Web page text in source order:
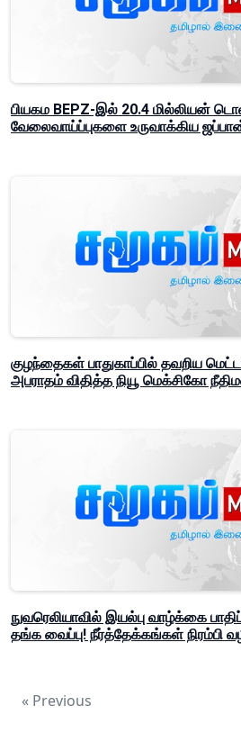
பியகம BEPZ-இல் 20.4 மில்லியன்
வேலைவாய்ப்புகளை உருவாக்கிய
குழந்தைகள் பாதுகாப்பில் தவறிய
அபராதம் விதித்த நியூ மெக்சிகோ
நுவரெலியாவில் இயல்பு வாழ்க்கை
தங்க வைப்பு! நீர்த்தேக்கங்கள் நிரம்பி
« Previous